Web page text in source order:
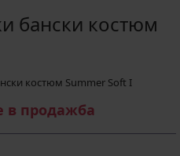
бански костюм
в продажба